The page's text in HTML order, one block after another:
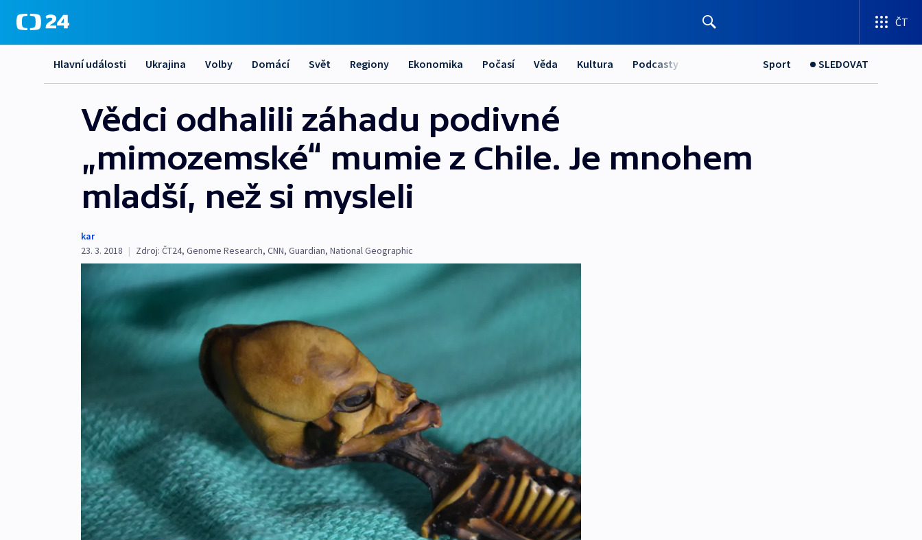
ČT
Hlavní události Ukrajina Volby Domácí Svět Regiony Ekonomika Počasí Věda Kultura Podcasty Sport SLEDOVAT
Vědci odhalili záhadu podivné
„mimozemské“ mumie z Chile. Je mnohem
mladší, než si mysleli
kar
23. 3. 2018 | Zdroj: ČT24, Genome Research, CNN, Guardian, National Geographic